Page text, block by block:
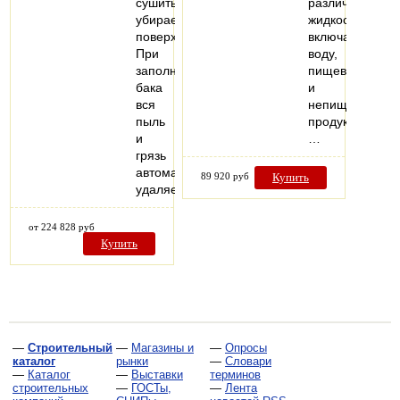
убираемые
поверхности.
При
заполнении
бака
вся
пыль
и
грязь
автоматически
удаляется…
от 224 828 руб
Купить
жидкостей,
включая
воду,
пищевые
и
непищевые
продукты,
89 920 руб Купить
— Строительный
каталог
— Каталог
строительных
— Магазины и
рынки
— Выставки
— ГОСТы,
— Опросы
— Словари
терминов
— Лента